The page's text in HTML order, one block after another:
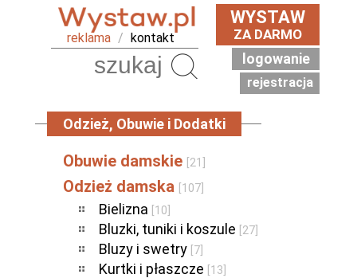
reklama / kontakt
WYSTAW
ZA DARMO
logowanie
rejestracja
Odzież, Obuwie i Dodatki
Obuwie damskie [21]
Odzież damska [107]
Bielizna [10]
Bluzki, tuniki i koszule [27]
Bluzy i swetry [7]
Kurtki i płaszcze [13]